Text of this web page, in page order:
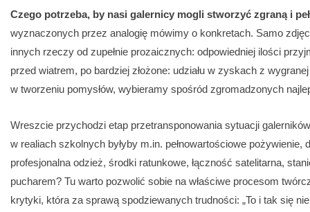
Czego potrzeba, by nasi galernicy mogli stworzyć zgraną i
wyznaczonych przez analogię mówimy o konkretach. Samo
innych rzeczy od zupełnie prozaicznych: odpowiedniej ilości
przed wiatrem, po bardziej złożone: udziału w zyskach z
w tworzeniu pomysłów, wybieramy spośród zgromadzonych
Wreszcie przychodzi etap przetransponowania sytuacji
w realiach szkolnych byłyby m.in. pełnowartościowe pożywienie,
profesjonalna odzież, środki ratunkowe, łączność satelitarna,
pucharem? Tu warto pozwolić sobie na właściwe procesom
krytyki, która za sprawą spodziewanych trudności: „To i tak się